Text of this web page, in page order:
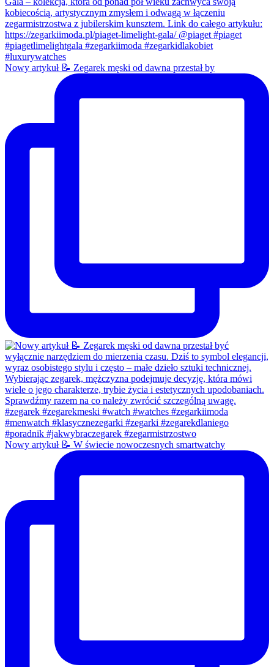
Nowy artykuł 📝 Zegarek męski od dawna przestał by
Nowy artykuł 📝 W świecie nowoczesnych smartwatchy